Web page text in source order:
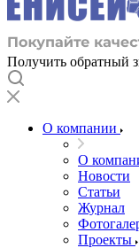
Получить обратный
О компании
О
Новости
Статьи
Журнал
Проекты